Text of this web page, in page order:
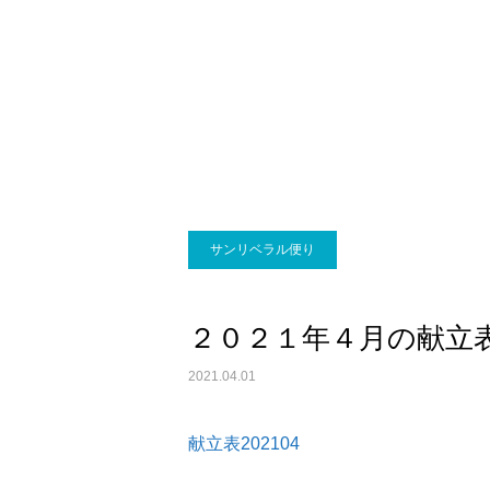
サンリベラル便り
２０２１年４月の献立
2021.04.01
献立表202104